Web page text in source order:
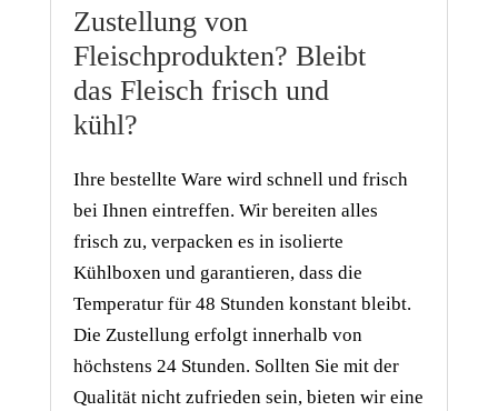
Zustellung von
Fleischprodukten? Bleibt
das Fleisch frisch und
kühl?
Ihre bestellte Ware wird schnell und frisch
bei Ihnen eintreffen. Wir bereiten alles
frisch zu, verpacken es in isolierte
Kühlboxen und garantieren, dass die
Temperatur für 48 Stunden konstant bleibt.
Die Zustellung erfolgt innerhalb von
höchstens 24 Stunden. Sollten Sie mit der
Qualität nicht zufrieden sein, bieten wir eine